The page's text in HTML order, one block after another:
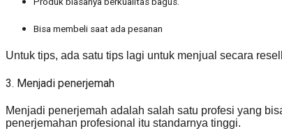
Bisa membeli saat ada pesanan
Untuk tips, ada satu tips lagi untuk menjual secara
3. Menjadi penerjemah
Menjadi penerjemah adalah salah satu profesi yang
penerjemahan profesional itu standarnya tinggi.